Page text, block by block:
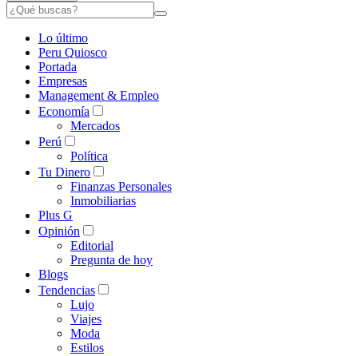
Lo último
Peru Quiosco
Portada
Empresas
Management & Empleo
Economía
Mercados
Perú
Política
Tu Dinero
Finanzas Personales
Inmobiliarias
Plus G
Opinión
Editorial
Pregunta de hoy
Blogs
Tendencias
Lujo
Viajes
Moda
Estilos